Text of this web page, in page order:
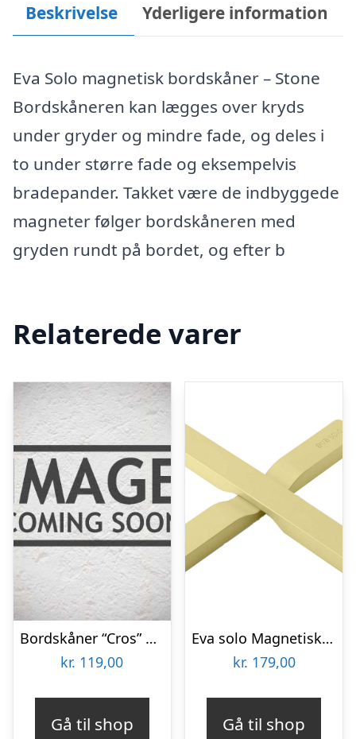
Beskrivelse Yderligere information
Eva Solo magnetisk bordskåner – Stone
Bordskåneren kan lægges over kryds
under gryder og mindre fade, og deles i
to under større fade og eksempelvis
bradepander. Takket være de indbyggede
magneter følger bordskåneren med
gryden rundt på bordet, og efter b
Relaterede varer
Bordskåner “Cros” messing finish – House Doctor
kr. 119,00
Gå til shop
Eva solo Magnetisk bordskåner, champagne
kr. 179,00
Gå til shop